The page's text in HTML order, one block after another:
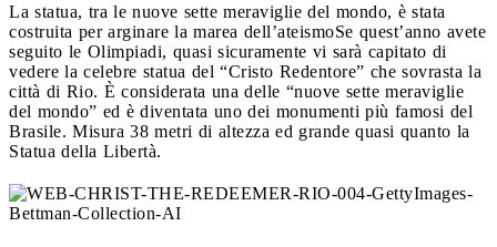
La statua, tra le nuove sette meraviglie del mondo, è stata
costruita per arginare la marea dell’ateismoSe quest’anno avete
seguito le Olimpiadi, quasi sicuramente vi sarà capitato di
vedere la celebre statua del “Cristo Redentore” che sovrasta la
città di Rio. È considerata una delle “nuove sette meraviglie
del mondo” ed è diventata uno dei monumenti più famosi del
Brasile. Misura 38 metri di altezza ed grande quasi quanto la
Statua della Libertà.